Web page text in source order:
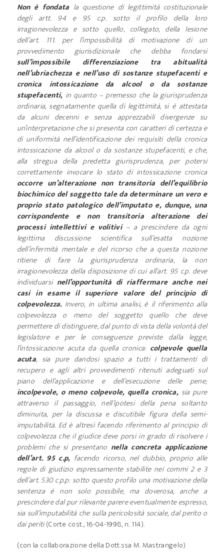
Non è fondata la questione di legittimità costituzionale
degli artt. 94 e 95 c.p. sotto il profilo della loro
irragionevolezza e sotto quello, collegato, della lesione
dell’art. 111. per l’impossibilità di motivazione di un
provvedimento giurisdizionale che debba fondarsi
sull’impossibile differenziazione tra abitualità
nell’ubriachezza e nell’uso di sostanze stupefacenti e
cronica intossicazione da alcool o da sostanze
stupefacenti, in quanto – premesso che la giurisprudenza
ordinaria, segnatamente quella di legittimità, si è attestata
da alcuni decenni e senza apprezzabili divergenze su
un’interpretazione che si presenta con caratteri di certezza e
di uniformità nell’identificazione dei requisiti della cronica
intossicazione da alcool o da sostanze stupefacenti, e che,
alla stregua della predetta giurisprudenza, per potersi
correttamente invocare lo stato di intossicazione cronica
occorre un’alterazione non transitoria dell’equilibrio
biochimico del soggetto tale da determinare un vero e
proprio stato patologico dell’imputato e, dunque, una
corrispondente e non transitoria alterazione dei
processi intellettivi e volitivi– a prescindere da ogni
legittima discussione scientifica sull’esatta nozione
dell’infermità mentale e del ricorso che a questa nozione
ritiene di fare la giurisprudenza ordinaria, la non
irragionevolezza della disposizione di cui all’art. 95 c.p. deve
individuarsi nell’opportunità di riaffermare anche nei
casi in esame il superiore valore del principio di
colpevolezza.Invero, in ultima analisi, è il riferimento alla
colpevolezza o meno del soggetto quello che deve
permettere di distinguere, dal punto di vista della volontà del
legislatore e per le conseguenze previste dalla legge,
l’intossicazione acuta da quella cronica: colpevole quella
acuta, sia pure dandosi spazio a tutti i trattamenti di
recupero e agli altri provvedimenti ritenuti adeguati sul
piano dell’applicazione e dell’esecuzione delle pene;
incolpevole, o meno colpevole, quella cronica, sia pure
attraverso il passaggio, nell’ipotesi della pena soltanto
diminuita, per la discussa e discutibile figura della semi-
imputabilità. Ed è altresì facendo riferimento al principio di
colpevolezza che il giudice deve porsi in grado di risolvere i
problemi che si presentano nella concreta applicazione
dell’art. 95 c.p, facendo ricorso, nel dubbio, proprio alle
regole di giudizio espressamente stabilite nei commi 2 e 3
dell’art. 530 c.p.p: sotto questo profilo una motivazione della
sentenza è non solo possibile, ma doverosa, anche a
prescindere dal pur rilevante parere eventualmente espresso,
sia sull’imputabilità che sulla pericolosità sociale, dal perito o
dai periti(Corte cost., 16-04-1998, n. 114).
(con la collaborazione della Dott.ssa M. Mastrangelo)